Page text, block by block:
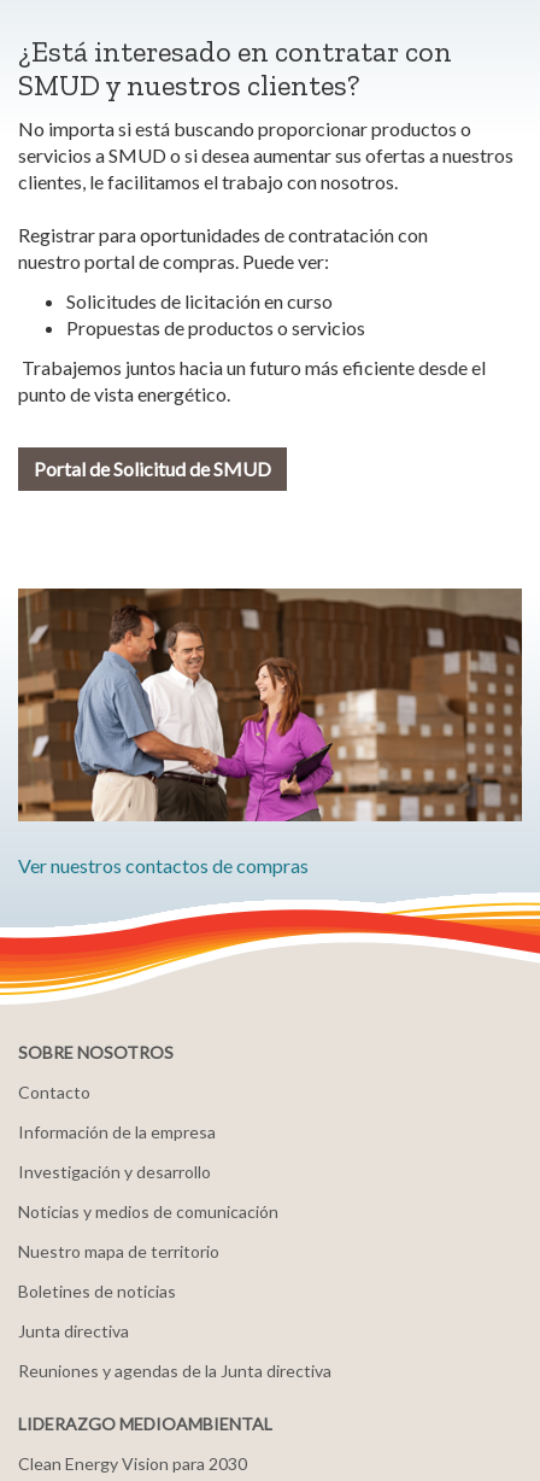
¿Está interesado en contratar con
SMUD y nuestros clientes?
No importa si está buscando proporcionar productos o
servicios a SMUD o si desea aumentar sus ofertas a nuestros
clientes, le facilitamos el trabajo con nosotros.
Registrar para oportunidades de contratación con
nuestro portal de compras. Puede ver:
Solicitudes de licitación en curso
Propuestas de productos o servicios
Trabajemos juntos hacia un futuro más eficiente desde el
punto de vista energético.
Portal de Solicitud de SMUD
Ver nuestros contactos de compras
SOBRE NOSOTROS
Contacto
Información de la empresa
Investigación y desarrollo
Noticias y medios de comunicación
Nuestro mapa de territorio
Boletines de noticias
Junta directiva
Reuniones y agendas de la Junta directiva
LIDERAZGO MEDIOAMBIENTAL
Clean Energy Vision para 2030